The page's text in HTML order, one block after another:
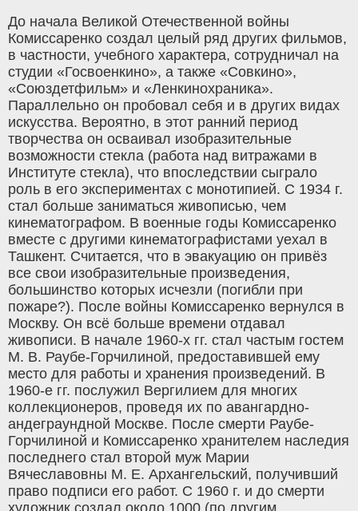
До начала Великой Отечественной войны
Комиссаренко создал целый ряд других фильмов,
в частности, учебного характера, сотрудничал на
студии «Госвоенкино», а также «Совкино»,
«Союздетфильм» и «Ленкинохраника».
Параллельно он пробовал себя и в других видах
искусства. Вероятно, в этот ранний период
творчества он осваивал изобразительные
возможности стекла (работа над витражами в
Институте стекла), что впоследствии сыграло
роль в его экспериментах с монотипией. С 1934 г.
стал больше заниматься живописью, чем
кинематографом. В военные годы Комиссаренко
вместе с другими кинематографистами уехал в
Ташкент. Считается, что в эвакуацию он привёз
все свои изобразительные произведения,
большинство которых исчезли (погибли при
пожаре?). После войны Комиссаренко вернулся в
Москву. Он всё больше времени отдавал
живописи. В начале 1960-х гг. стал частым гостем
М. В. Раубе-Горчилиной, предоставившей ему
место для работы и хранения произведений. В
1960-е гг. послужил Вергилием для многих
коллекционеров, проведя их по авангардно-
андеграундной Москве. После смерти Раубе-
Горчилиной и Комиссаренко хранителем наследия
последнего стал второй муж Марии
Вячеславовны М. Е. Архангельский, получивший
право подписи его работ. С 1960 г. и до смерти